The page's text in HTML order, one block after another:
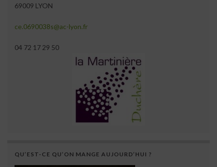
69009 LYON
ce.0690038s@ac-lyon.fr
04 72 17 29 50
QU’EST-CE QU’ON MANGE AUJOURD’HUI ?